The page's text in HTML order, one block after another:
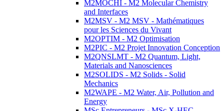
M2MOCHI - M2 Molecular Chemistry
and Interfaces
M2MSV - M2 MSV - Mathématiques
pour les Sciences du Vivant
M2OPTIM - M2 Optimisation
M2PIC - M2 Projet Innovation Conception
M2QNSLMT - M2 Quantum, Light,
Materials and Nanosciences
M2SOLIDS - M2 Solids - Solid
Mechanics
M2WAPE - M2 Water, Air, Pollution and
Energy